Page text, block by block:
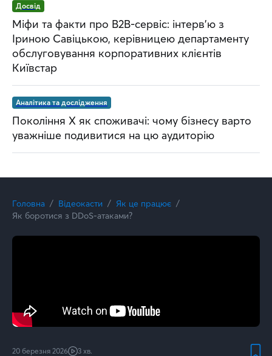
Досвід
Міфи та факти про B2B-сервіс: інтерв’ю з
Іриною Савіцькою, керівницею департаменту
обслуговування корпоративних клієнтів
Київстар
Аналітика та дослідження
Покоління Х як споживачі: чому бізнесу варто
уважніше подивитися на цю аудиторію
Головна Відеокасти
Як це працює
Як боротися з DDoS-атаками?
20 березня 2026 3 хв.